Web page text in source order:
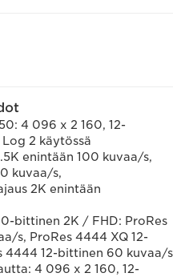
4 096 x 2 160, 12-
2 käytössä
100 kuvaa/s,
kuvaa/s,
bittinen 2K / FHD: ProRes
s, ProRes 4444 XQ 12-
4444 12-bittinen 60 kuvaa/s
4 096 x 2 160, 12-